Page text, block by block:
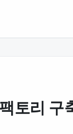
토리 구